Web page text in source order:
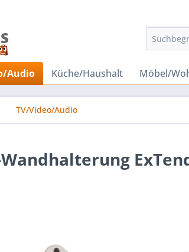
Audio Küche/Haushalt Möbel/
TV/Video/Audio
Wandhalterung